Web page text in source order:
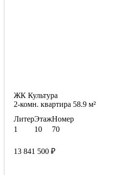
ЖК Культура
2-комн. квартира 58.9 м²
Литер
1
Этаж
10
Номер
70
13 841 500 ₽